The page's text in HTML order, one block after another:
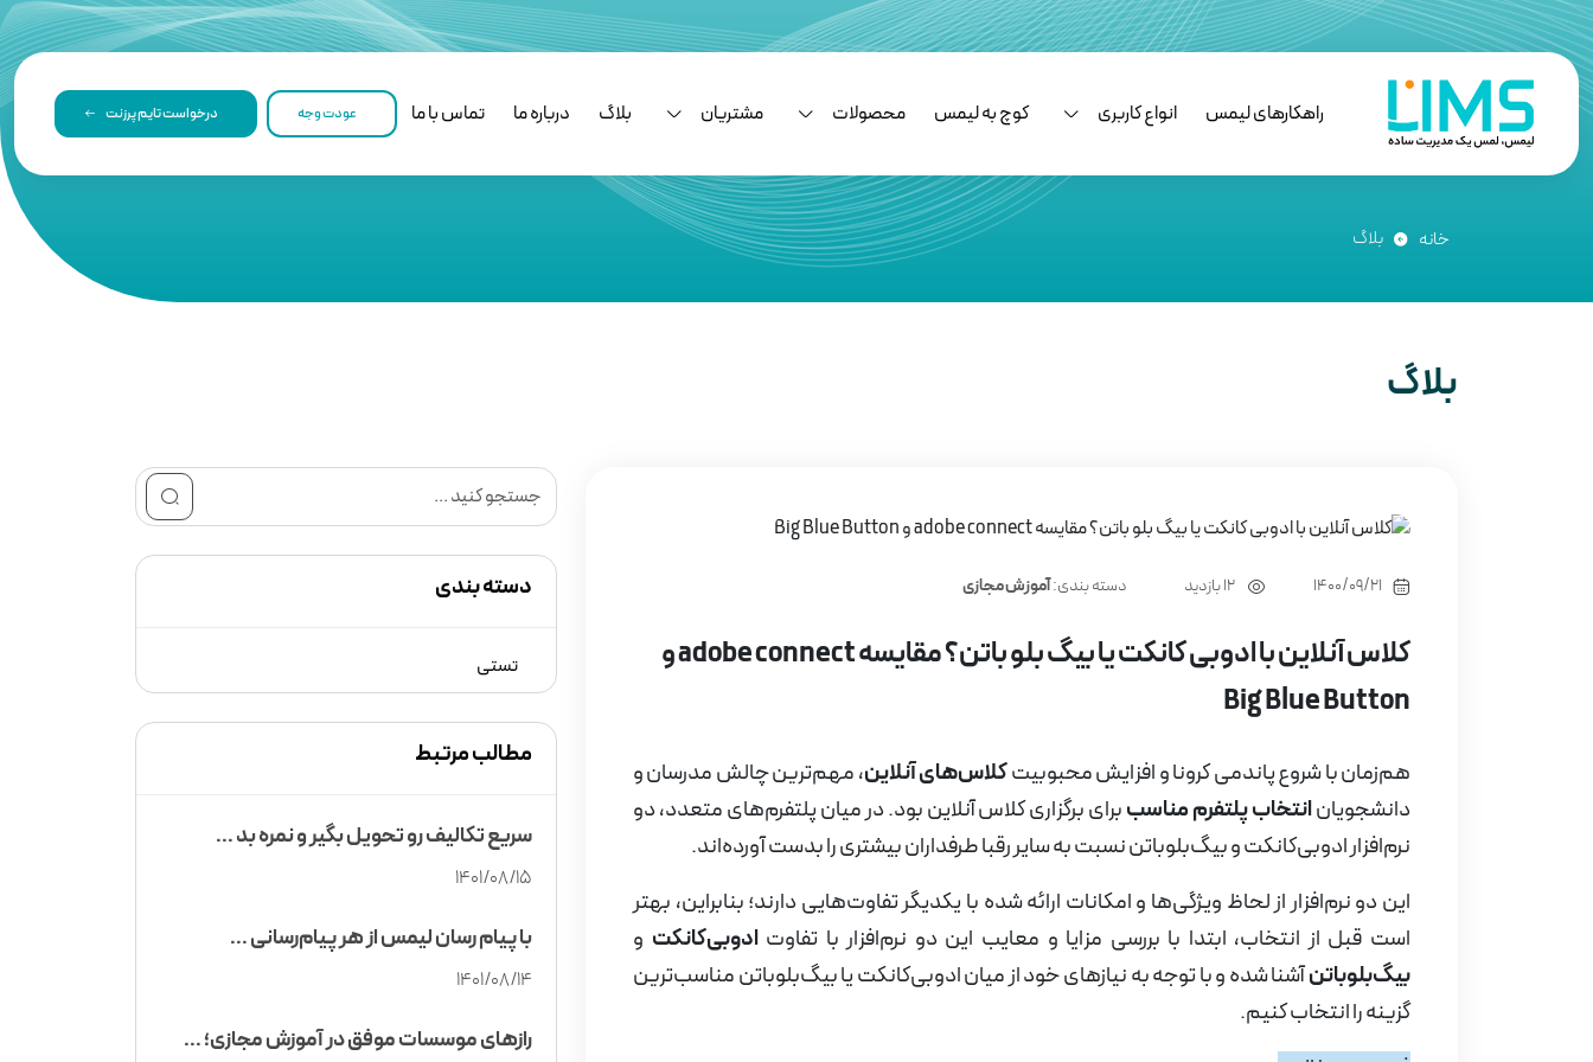
راهکارهای لیمس انواع کاربری کوچ به لیمس محصولات مشتریان بلاگ درباره ما تماس با ما عودت وجه درخواست تایم پرزنت
خانه بلاگ
بلاگ
1400/09/21 12 بازدید دسته بندی:آموزش مجازی
کلاس آنلاین با ادوبی کانکت یا بیگ بلو باتن؟ مقایسه adobe connect و
Big Blue Button
هم‌زمان با شروع پاندمی کرونا و افزایش محبوبیتکلاس‌های آنلاین، مهم‌ترین چالش مدرسان و
دانشجویانانتخاب پلتفرم مناسببرای برگزاری کلاس آنلاین بود. در میان پلتفرم‌های متعدد، دو
نرم‌افزار ادوبی‌کانکت و بیگ‌بلو‌باتن نسبت به سایر رقبا طرفداران بیشتری را بدست آورده‌اند.
این دو نرم‌افزار از لحاظ ویژگی‌ها و امکانات ارائه شده با یکدیگر تفاوت‌هایی دارند؛ بنابراین، بهتر
است قبل از انتخاب، ابتدا با بررسی مزایا و معایب این دو نرم‌افزار با تفاوتادوبی‌کانکت و
بیگ‌بلو‌باتنآشنا شده و با توجه به نیازهای خود از میان ادوبی‌کانکت یا بیگ‌بلوباتن مناسب‌ترین
گزینه را انتخاب کنیم.
دسته بندی
تستی
مطالب مرتبط
سریع تکالیف رو تحویل بگیر و نمره بد ...
1401/08/15
با پیام رسان لیمس از هر پیام‌رسانی ...
1401/08/14
رازهای موسسات موفق در آموزش مجازی؛ ...